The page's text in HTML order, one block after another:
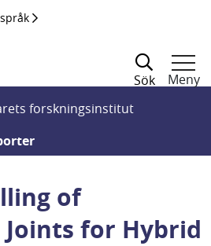
Sök
Meny
forskningsinstitut
of
for Hybrid